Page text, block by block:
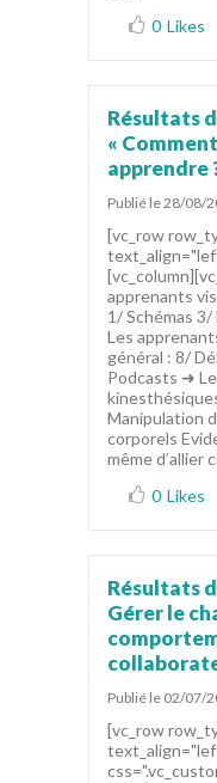
0 Likes
Résultats
«
apprendre
Publié le 28/08/
[vc_row
apprenants
1/ Schémas
Les
général : 8/
Podcasts ➜
Manipulation
corporels
même d’allier
0 Likes
Résultats
Gérer le
Publié le 02/07/
[vc_row